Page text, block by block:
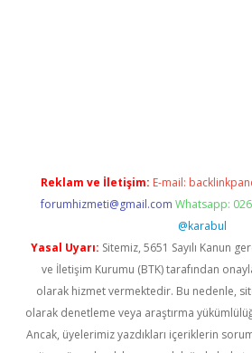
Reklam ve İletişim: E-mail:
forumhizmeti@gmail.com Whatsapp:
@karabul
Yasal Uyarı: Sitemiz, 5651 Sayılı Kanun
ve İletişim Kurumu (BTK) tarafından
olarak hizmet vermektedir. Bu nedenle,
olarak denetleme veya araştırma
Ancak, üyelerimiz yazdıkları içeriklerin